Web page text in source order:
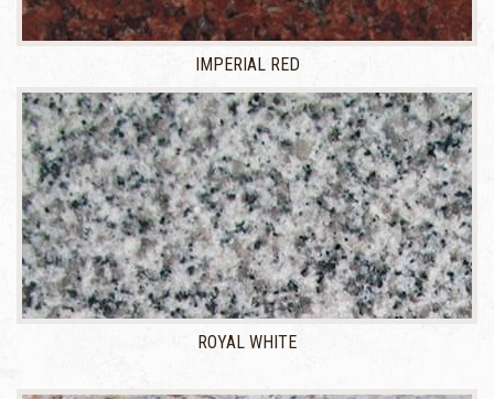
IMPERIAL RED
ROYAL WHITE